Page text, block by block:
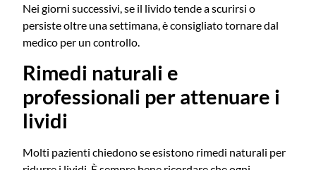
Nei giorni successivi, se il livido tende a scurirsi o
persiste oltre una settimana, è consigliato tornare dal
medico per un controllo.
Rimedi naturali e
professionali per attenuare i
lividi
Molti pazienti chiedono se esistono rimedi naturali per